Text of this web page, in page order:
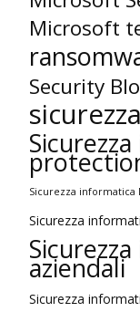
Microsoft
Security
Sicurezza informatica
Sicurezza
aziendali
Sicurezza